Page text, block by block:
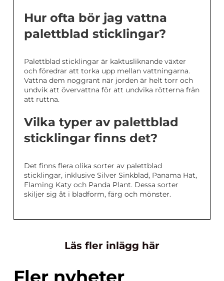
Hur ofta bör jag vattna
palettblad sticklingar?
Palettblad sticklingar är kaktusliknande växter
och föredrar att torka upp mellan vattningarna.
Vattna dem noggrant när jorden är helt torr och
undvik att övervattna för att undvika rötterna från
att ruttna.
Vilka typer av palettblad
sticklingar finns det?
Det finns flera olika sorter av palettblad
sticklingar, inklusive Silver Sinkblad, Panama Hat,
Flaming Katy och Panda Plant. Dessa sorter
skiljer sig åt i bladform, färg och mönster.
Läs fler inlägg här
Fler nyheter